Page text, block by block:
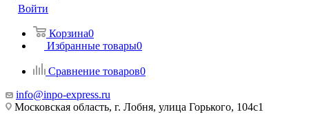
Войти
Корзина0
Избранные товары0
Сравнение товаров0
info@inpo-express.ru
Московская область, г. Лобня, улица Горького, 104с1